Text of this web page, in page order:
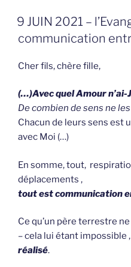
GEPLAATST
OP
9 JUIN 2021 –
communication
Cher fils, chère fille,
(…)Avec quel Amour n’ai-
De combien de sens ne
Chacun de leurs sens est
avec Moi (…)
En somme, tout,
déplacements ,
tout est communication
Ce qu’un père terrestre
– cela lui étant impossible ,
réalisé.